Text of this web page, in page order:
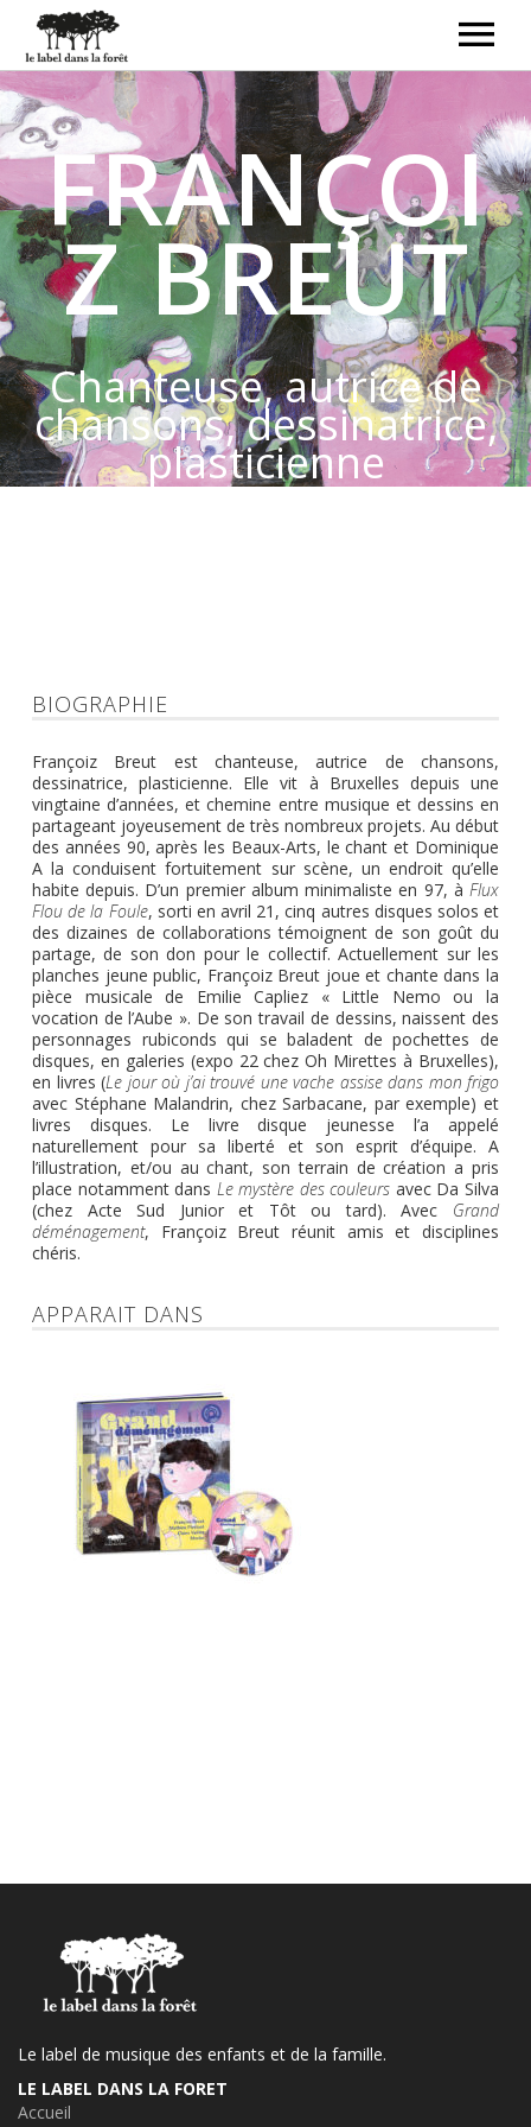
ACCUEIL
LE LABEL
LIVRES-DISQUES
CRÉATEURS
CONTACT
BOUTIQUE
FRANÇOI
Z BREUT
Chanteuse, autrice de
chansons, dessinatrice,
plasticienne
BIOGRAPHIE
Françoiz Breut est chanteuse, autrice de chansons,
dessinatrice, plasticienne. Elle vit à Bruxelles depuis une
vingtaine d’années, et chemine entre musique et dessins en
partageant joyeusement de très nombreux projets. Au début
des années 90, après les Beaux-Arts, le chant et Dominique
A la conduisent fortuitement sur scène, un endroit qu’elle
habite depuis. D’un premier album minimaliste en 97, à Flux
Flou de la Foule, sorti en avril 21, cinq autres disques solos et
des dizaines de collaborations témoignent de son goût du
partage, de son don pour le collectif. Actuellement sur les
planches jeune public, Françoiz Breut joue et chante dans la
pièce musicale de Emilie Capliez « Little Nemo ou la
vocation de l’Aube ». De son travail de dessins, naissent des
personnages rubiconds qui se baladent de pochettes de
disques, en galeries (expo 22 chez Oh Mirettes à Bruxelles),
en livres (Le jour où j’ai trouvé une vache assise dans mon frigo
avec Stéphane Malandrin, chez Sarbacane, par exemple) et
livres disques. Le livre disque jeunesse l’a appelé
naturellement pour sa liberté et son esprit d’équipe. A
l’illustration, et/ou au chant, son terrain de création a pris
place notamment dans Le mystère des couleurs avec Da Silva
(chez Acte Sud Junior et Tôt ou tard). Avec Grand
déménagement, Françoiz Breut réunit amis et disciplines
chéris.
APPARAIT DANS
Le label de musique des enfants et de la famille.
LE LABEL DANS LA FORET
Accueil